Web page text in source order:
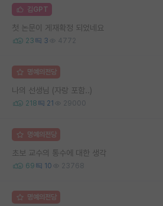
김GPT
첫 논문이 게재확정 되었네요
23 3 4772
명예의전당
나의 선생님 (자랑 포함..)
218 21 29000
명예의전당
초보 교수의 통수에 대한 생각
69 10 23768
명예의전당